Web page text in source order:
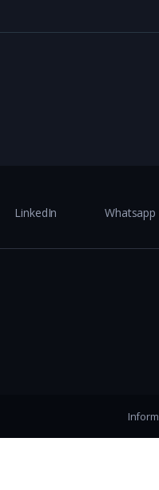
LinkedIn Whatsapp